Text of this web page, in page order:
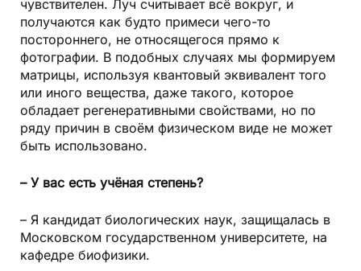
чувствителен. Луч считывает всё вокруг, и
получаются как будто примеси чего-то
постороннего, не относящегося прямо к
фотографии. В подобных случаях мы формируем
матрицы, используя квантовый эквивалент того
или иного вещества, даже такого, которое
обладает регенеративными свойствами, но по
ряду причин в своём физическом виде не может
быть использовано.
– У вас есть учёная степень?
– Я кандидат биологических наук, защищалась в
Московском государственном университете, на
кафедре биофизики.